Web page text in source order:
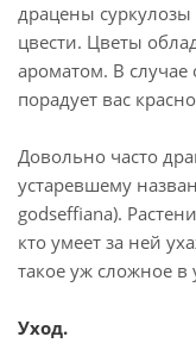
драцены
цвести. Цветы
ароматом. В случае
порадует вас
Довольно часто
устаревшему
godseffiana).
кто умеет за ней
такое уж сложное в
Уход.